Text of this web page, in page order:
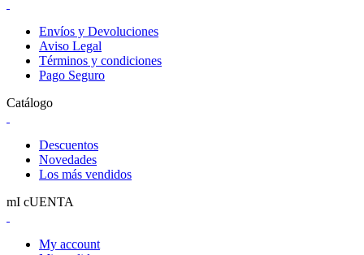
Envíos y Devoluciones
Aviso Legal
Términos y condiciones
Pago Seguro
Catálogo
Descuentos
Novedades
Los más vendidos
mI cUENTA
My account